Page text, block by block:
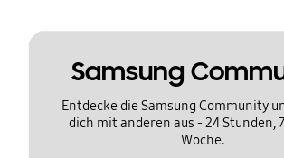
Samsung
Entdecke die Samsung Community
dich mit anderen aus - 24 Stunden,
Woche.